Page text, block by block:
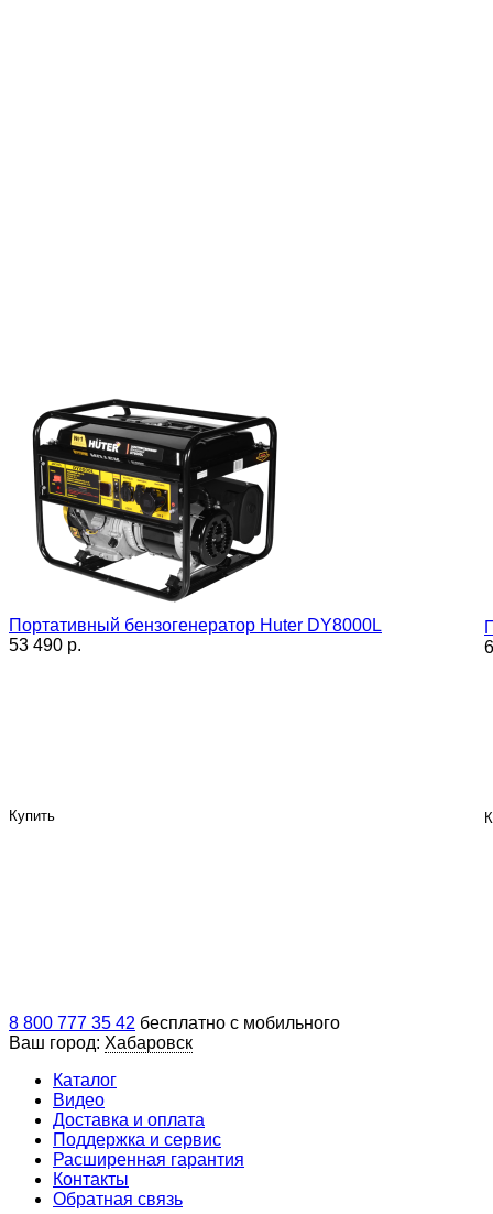
Портативный бензогенератор Huter DY8000L
53 490 p.
Купить
8 800 777 35 42 бесплатно с мобильного
Ваш город: Хабаровск
Каталог
Видео
Доставка и оплата
Поддержка и сервис
Расширенная гарантия
Контакты
Обратная связь